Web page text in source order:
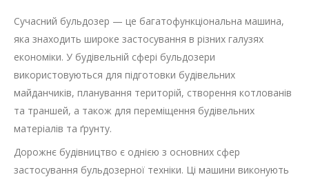
Сучасний бульдозер — це багатофункціональна машина,
яка знаходить широке застосування в різних галузях
економіки. У будівельній сфері бульдозери
використовуються для підготовки будівельних
майданчиків, планування територій, створення котлованів
та траншей, а також для переміщення будівельних
матеріалів та ґрунту.
Дорожнє будівництво є однією з основних сфер
застосування бульдозерної техніки. Ці машини виконують